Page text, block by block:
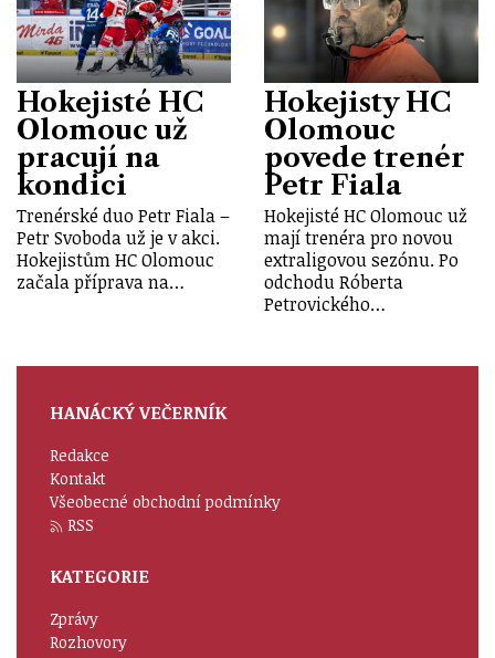
Hokejisté HC
Olomouc už
pracují na
kondici
Trenérské duo Petr Fiala –
Petr Svoboda už je v akci.
Hokejistům HC Olomouc
začala příprava na…
Hokejisty HC
Olomouc
povede trenér
Petr Fiala
Hokejisté HC Olomouc už
mají trenéra pro novou
extraligovou sezónu. Po
odchodu Róberta
Petrovického…
HANÁCKÝ VEČERNÍK
Redakce
Kontakt
Všeobecné obchodní podmínky
RSS
KATEGORIE
Zprávy
Rozhovory